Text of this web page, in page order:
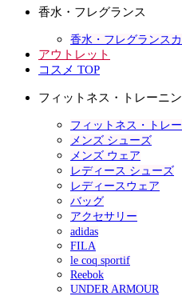
香水・フレグランス
香水・フレグランス
アウトレット
コスメ TOP
フィットネス・トレーニ
フィットネス・トレ
メンズ シューズ
メンズ ウェア
レディース シューズ
レディースウェア
バッグ
アクセサリー
adidas
FILA
le coq sportif
Reebok
UNDER ARMOUR